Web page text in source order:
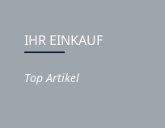
IHR EINKAUF
Top Artikel